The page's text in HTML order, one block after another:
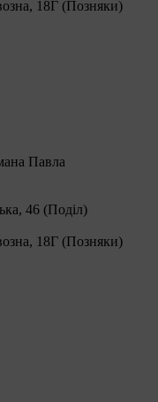
18Г (Позняки)
Павла
46 (Поділ)
18Г (Позняки)